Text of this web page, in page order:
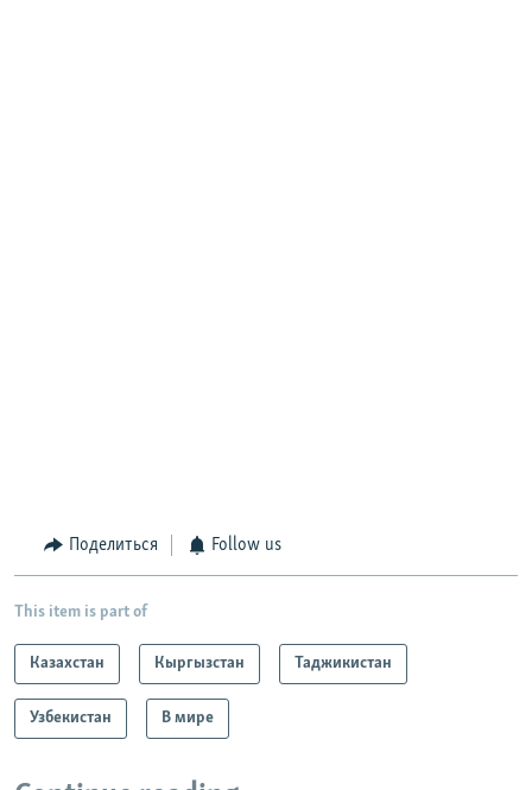
Поделиться Follow us
This item is part of
Казахстан Кыргызстан Таджикистан
Узбекистан В мире